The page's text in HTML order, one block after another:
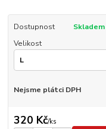
Dostupnost
Skladem
Velikost
Nejsme plátci DPH
320 Kč/ks